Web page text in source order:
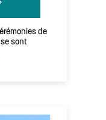
de
sont